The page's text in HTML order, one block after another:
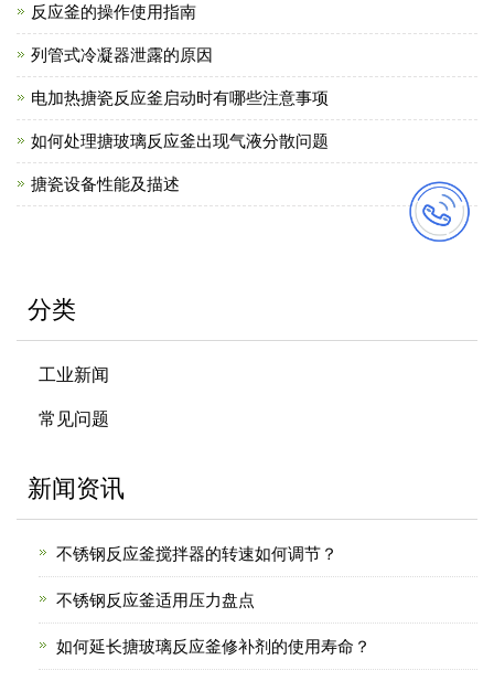
反应釜的操作使用指南
列管式冷凝器泄露的原因
电加热搪瓷反应釜启动时有哪些注意事项
如何处理搪玻璃反应釜出现气液分散问题
搪瓷设备性能及描述
分类
工业新闻
常见问题
新闻资讯
不锈钢反应釜搅拌器的转速如何调节？
不锈钢反应釜适用压力盘点
如何延长搪玻璃反应釜修补剂的使用寿命？